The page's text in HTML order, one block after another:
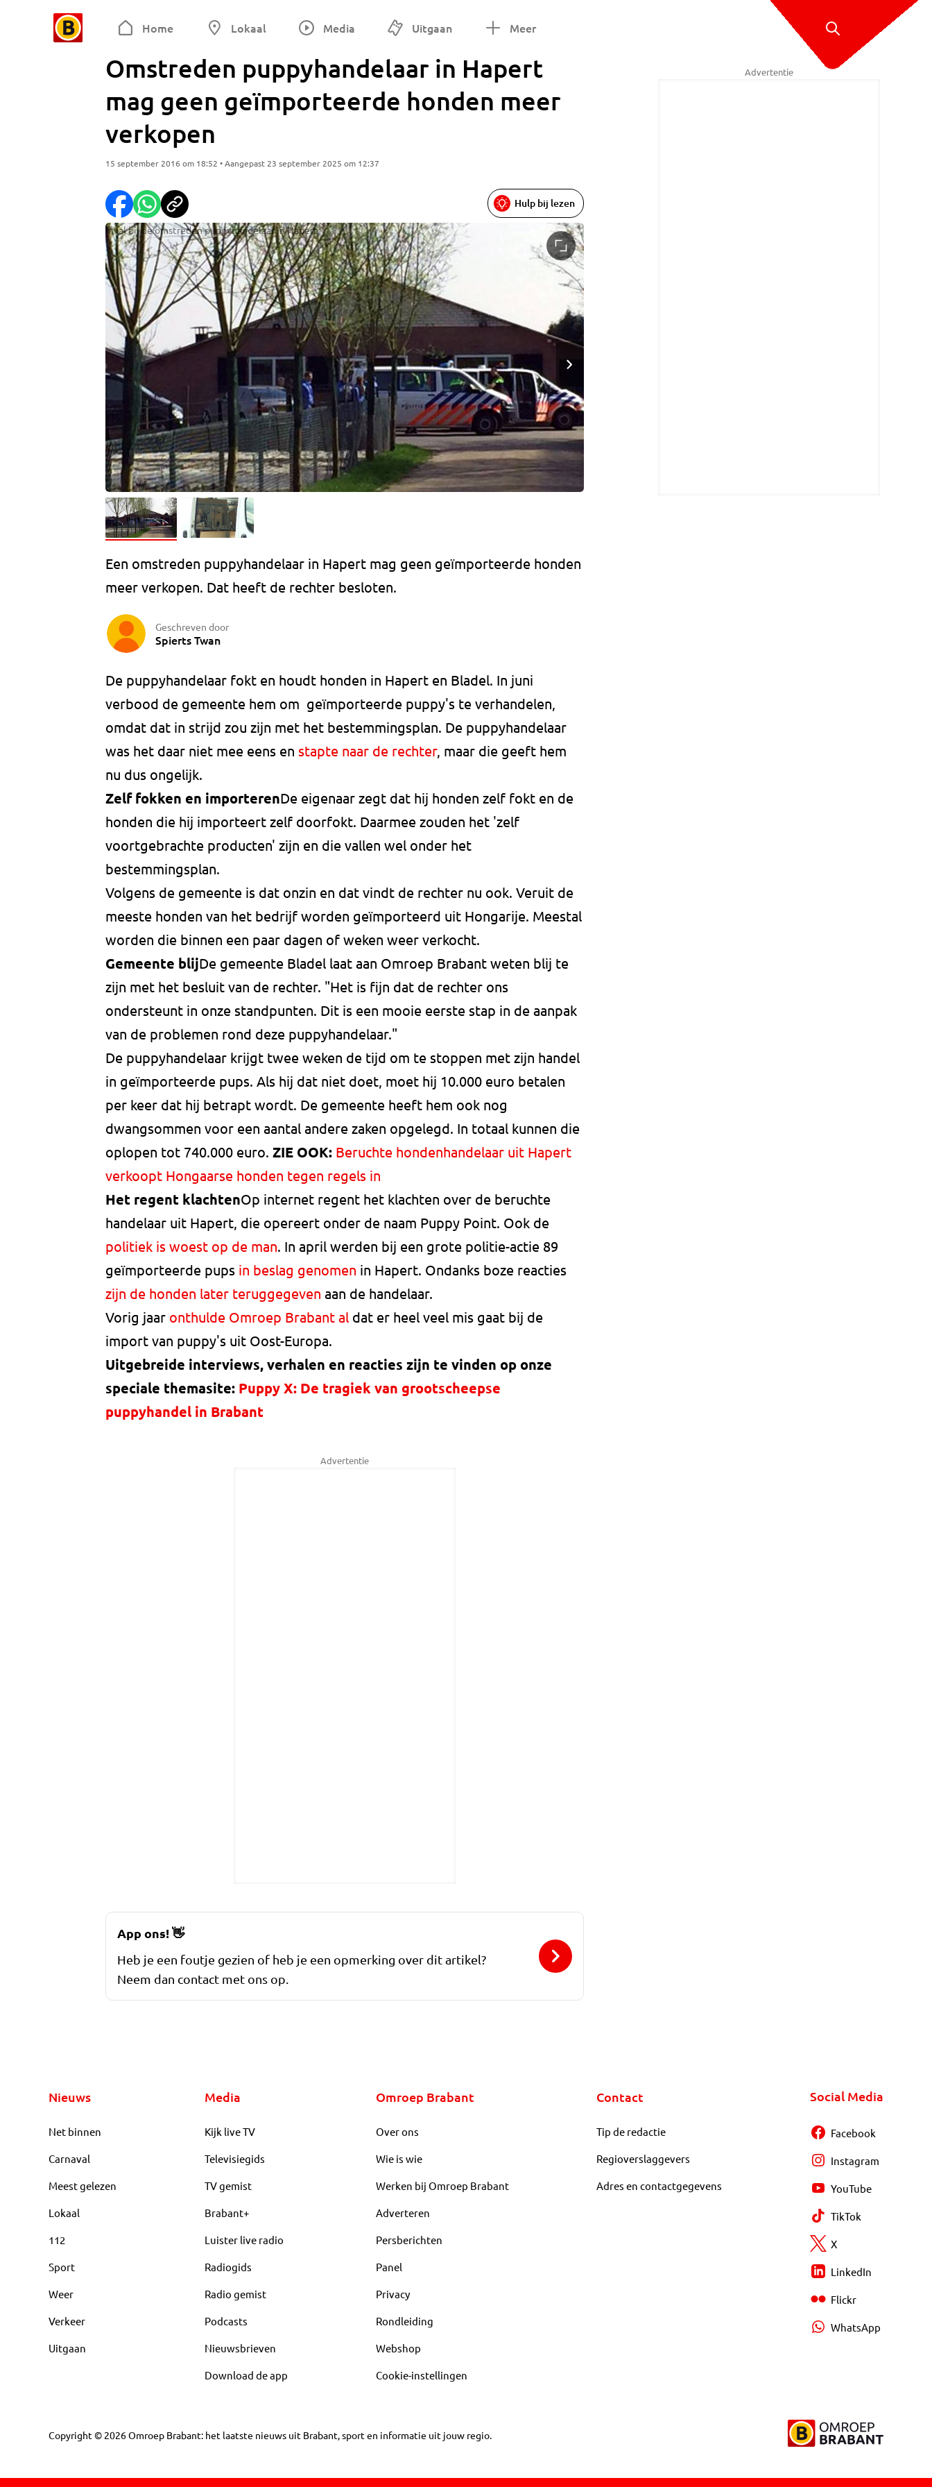
Home Lokaal Media Uitgaan Meer
Omstreden puppyhandelaar in Hapert
mag geen geïmporteerde honden meer
verkopen
15 september 2016 om 18:52 • Aangepast 23 september 2025 om 12:37
Inval bij de omstreden puppyhandelaar in Hapert
Hulp bij lezen
Een omstreden puppyhandelaar in Hapert mag geen geïmporteerde honden
meer verkopen. Dat heeft de rechter besloten.
Geschreven door
Spierts Twan
De puppyhandelaar fokt en houdt honden in Hapert en Bladel. In juni
verbood de gemeente hem om geïmporteerde puppy's te verhandelen,
omdat dat in strijd zou zijn met het bestemmingsplan. De puppyhandelaar
was het daar niet mee eens en stapte naar de rechter, maar die geeft hem
nu dus ongelijk.
Zelf fokken en importerenDe eigenaar zegt dat hij honden zelf fokt en de
honden die hij importeert zelf doorfokt. Daarmee zouden het 'zelf
voortgebrachte producten' zijn en die vallen wel onder het
bestemmingsplan.
Volgens de gemeente is dat onzin en dat vindt de rechter nu ook. Veruit de
meeste honden van het bedrijf worden geïmporteerd uit Hongarije. Meestal
worden die binnen een paar dagen of weken weer verkocht.
Gemeente blijDe gemeente Bladel laat aan Omroep Brabant weten blij te
zijn met het besluit van de rechter. "Het is fijn dat de rechter ons
ondersteunt in onze standpunten. Dit is een mooie eerste stap in de aanpak
van de problemen rond deze puppyhandelaar."
De puppyhandelaar krijgt twee weken de tijd om te stoppen met zijn handel
in geïmporteerde pups. Als hij dat niet doet, moet hij 10.000 euro betalen
per keer dat hij betrapt wordt. De gemeente heeft hem ook nog
dwangsommen voor een aantal andere zaken opgelegd. In totaal kunnen die
oplopen tot 740.000 euro. ZIE OOK: Beruchte hondenhandelaar uit Hapert
verkoopt Hongaarse honden tegen regels in
Het regent klachtenOp internet regent het klachten over de beruchte
handelaar uit Hapert, die opereert onder de naam Puppy Point. Ook de
politiek is woest op de man. In april werden bij een grote politie-actie 89
geïmporteerde pups in beslag genomen in Hapert. Ondanks boze reacties
zijn de honden later teruggegeven aan de handelaar.
Vorig jaar onthulde Omroep Brabant al dat er heel veel mis gaat bij de
import van puppy's uit Oost-Europa.
Uitgebreide interviews, verhalen en reacties zijn te vinden op onze
speciale themasite: Puppy X: De tragiek van grootscheepse
puppyhandel in Brabant
Advertentie
Advertentie
App ons!👋
Heb je een foutje gezien of heb je een opmerking over dit artikel?
Neem dan contact met ons op.
Nieuws
Net binnen
Carnaval
Meest gelezen
Lokaal
112
Sport
Weer
Verkeer
Uitgaan
Media
Kijk live TV
Televisiegids
TV gemist
Brabant+
Luister live radio
Radiogids
Radio gemist
Podcasts
Nieuwsbrieven
Download de app
Omroep Brabant
Over ons
Wie is wie
Werken bij Omroep Brabant
Adverteren
Persberichten
Panel
Privacy
Rondleiding
Webshop
Cookie-instellingen
Contact
Tip de redactie
Regioverslaggevers
Adres en contactgegevens
Social Media
Facebook
Instagram
YouTube
TikTok
X
LinkedIn
Flickr
WhatsApp
Copyright © 2026Omroep Brabant: het laatste nieuws uit Brabant, sport en informatie uit jouw regio.